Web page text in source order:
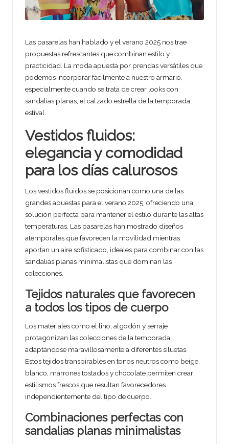
Las pasarelas han hablado y el verano 2025 nos trae
propuestas refrescantes que combinan estilo y
practicidad. La moda apuesta por prendas versátiles que
podemos incorporar fácilmente a nuestro armario,
especialmente cuando se trata de crear looks con
sandalias planas, el calzado estrella de la temporada
estival.
Vestidos fluidos:
elegancia y comodidad
para los días calurosos
Los vestidos fluidos se posicionan como una de las
grandes apuestas para el verano 2025, ofreciendo una
solución perfecta para mantener el estilo durante las altas
temperaturas. Las pasarelas han mostrado diseños
atemporales que favorecen la movilidad mientras
aportan un aire sofisticado, ideales para combinar con las
sandalias planas minimalistas que dominan las
colecciones.
Tejidos naturales que favorecen
a todos los tipos de cuerpo
Los materiales como el lino, algodón y serraje
protagonizan las colecciones de la temporada,
adaptándose maravillosamente a diferentes siluetas.
Estos tejidos transpirables en tonos neutros como beige,
blanco, marrones tostados y chocolate permiten crear
estilismos frescos que resultan favorecedores
independientemente del tipo de cuerpo.
Combinaciones perfectas con
sandalias planas minimalistas